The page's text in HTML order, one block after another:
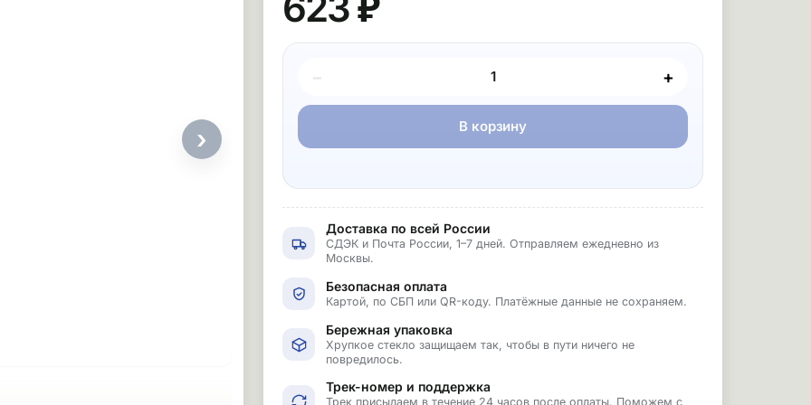
›
− +
В корзину
Доставка по всей России
СДЭК и Почта России, 1–7 дней. Отправляем ежедневно из
Москвы.
Безопасная оплата
Картой, по СБП или QR-коду. Платёжные данные не сохраняем.
Бережная упаковка
Хрупкое стекло защищаем так, чтобы в пути ничего не
повредилось.
Трек-номер и поддержка
Трек присылаем в течение 24 часов после оплаты. Поможем с